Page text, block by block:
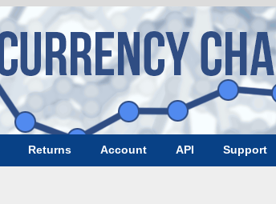
Returns Account API Support